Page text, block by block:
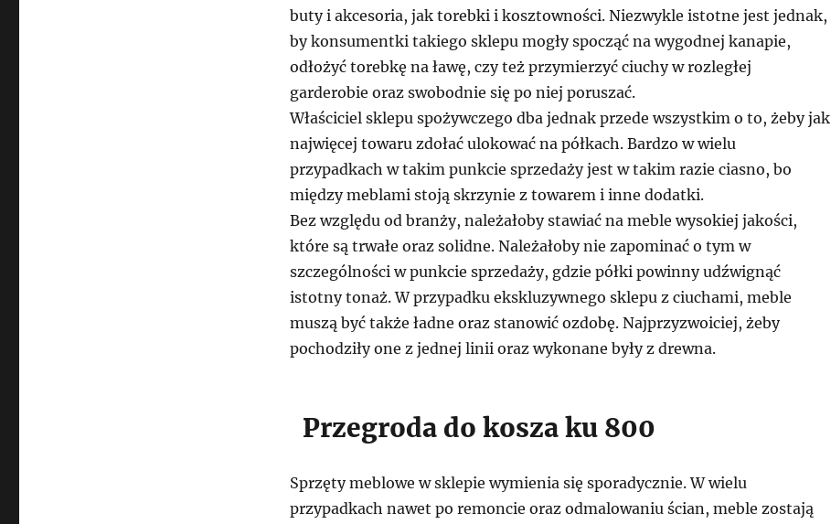
buty i akcesoria, jak torebki i kosztowności. Niezwykle istotne jest jednak,
by konsumentki takiego sklepu mogły spocząć na wygodnej kanapie,
odłożyć torebkę na ławę, czy też przymierzyć ciuchy w rozległej
garderobie oraz swobodnie się po niej poruszać.
Właściciel sklepu spożywczego dba jednak przede wszystkim o to, żeby jak
najwięcej towaru zdołać ulokować na półkach. Bardzo w wielu
przypadkach w takim punkcie sprzedaży jest w takim razie ciasno, bo
między meblami stoją skrzynie z towarem i inne dodatki.
Bez względu od branży, należałoby stawiać na meble wysokiej jakości,
które są trwałe oraz solidne. Należałoby nie zapominać o tym w
szczególności w punkcie sprzedaży, gdzie półki powinny udźwignąć
istotny tonaż. W przypadku ekskluzywnego sklepu z ciuchami, meble
muszą być także ładne oraz stanowić ozdobę. Najprzyzwoiciej, żeby
pochodziły one z jednej linii oraz wykonane były z drewna.
Przegroda do kosza ku 800
Sprzęty meblowe w sklepie wymienia się sporadycznie. W wielu
przypadkach nawet po remoncie oraz odmalowaniu ścian, meble zostają